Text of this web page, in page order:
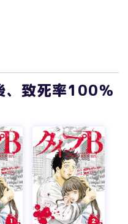
、致死率100％